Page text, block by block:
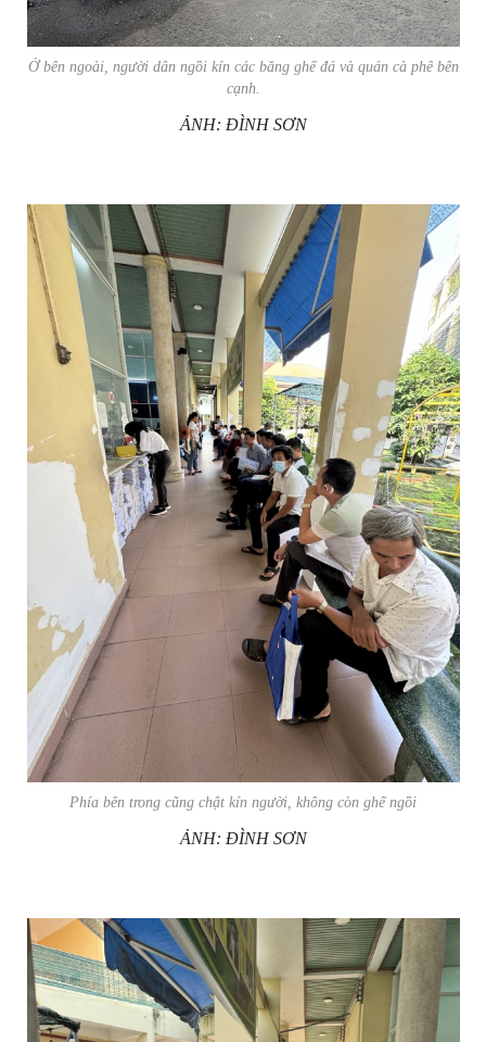
Ở bên ngoài, người dân ngồi kín các băng ghế đá và quán cà phê bên
cạnh.
ẢNH: ĐÌNH SƠN
Phía bên trong cũng chật kín người, không còn ghế ngồi
ẢNH: ĐÌNH SƠN